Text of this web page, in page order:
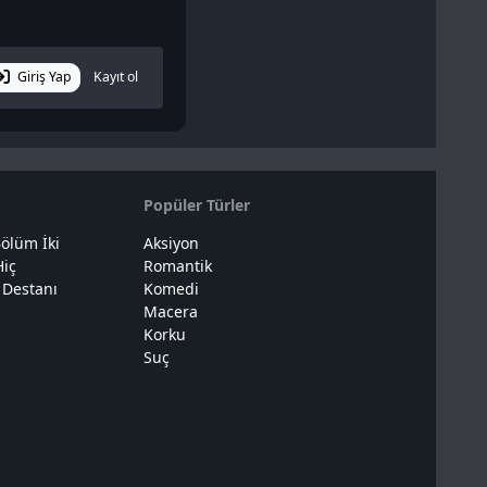
Giriş Yap Kayıt ol
İki
Popüler Türler
Aksiyon
Romantik
Komedi
Macera
Korku
Suç